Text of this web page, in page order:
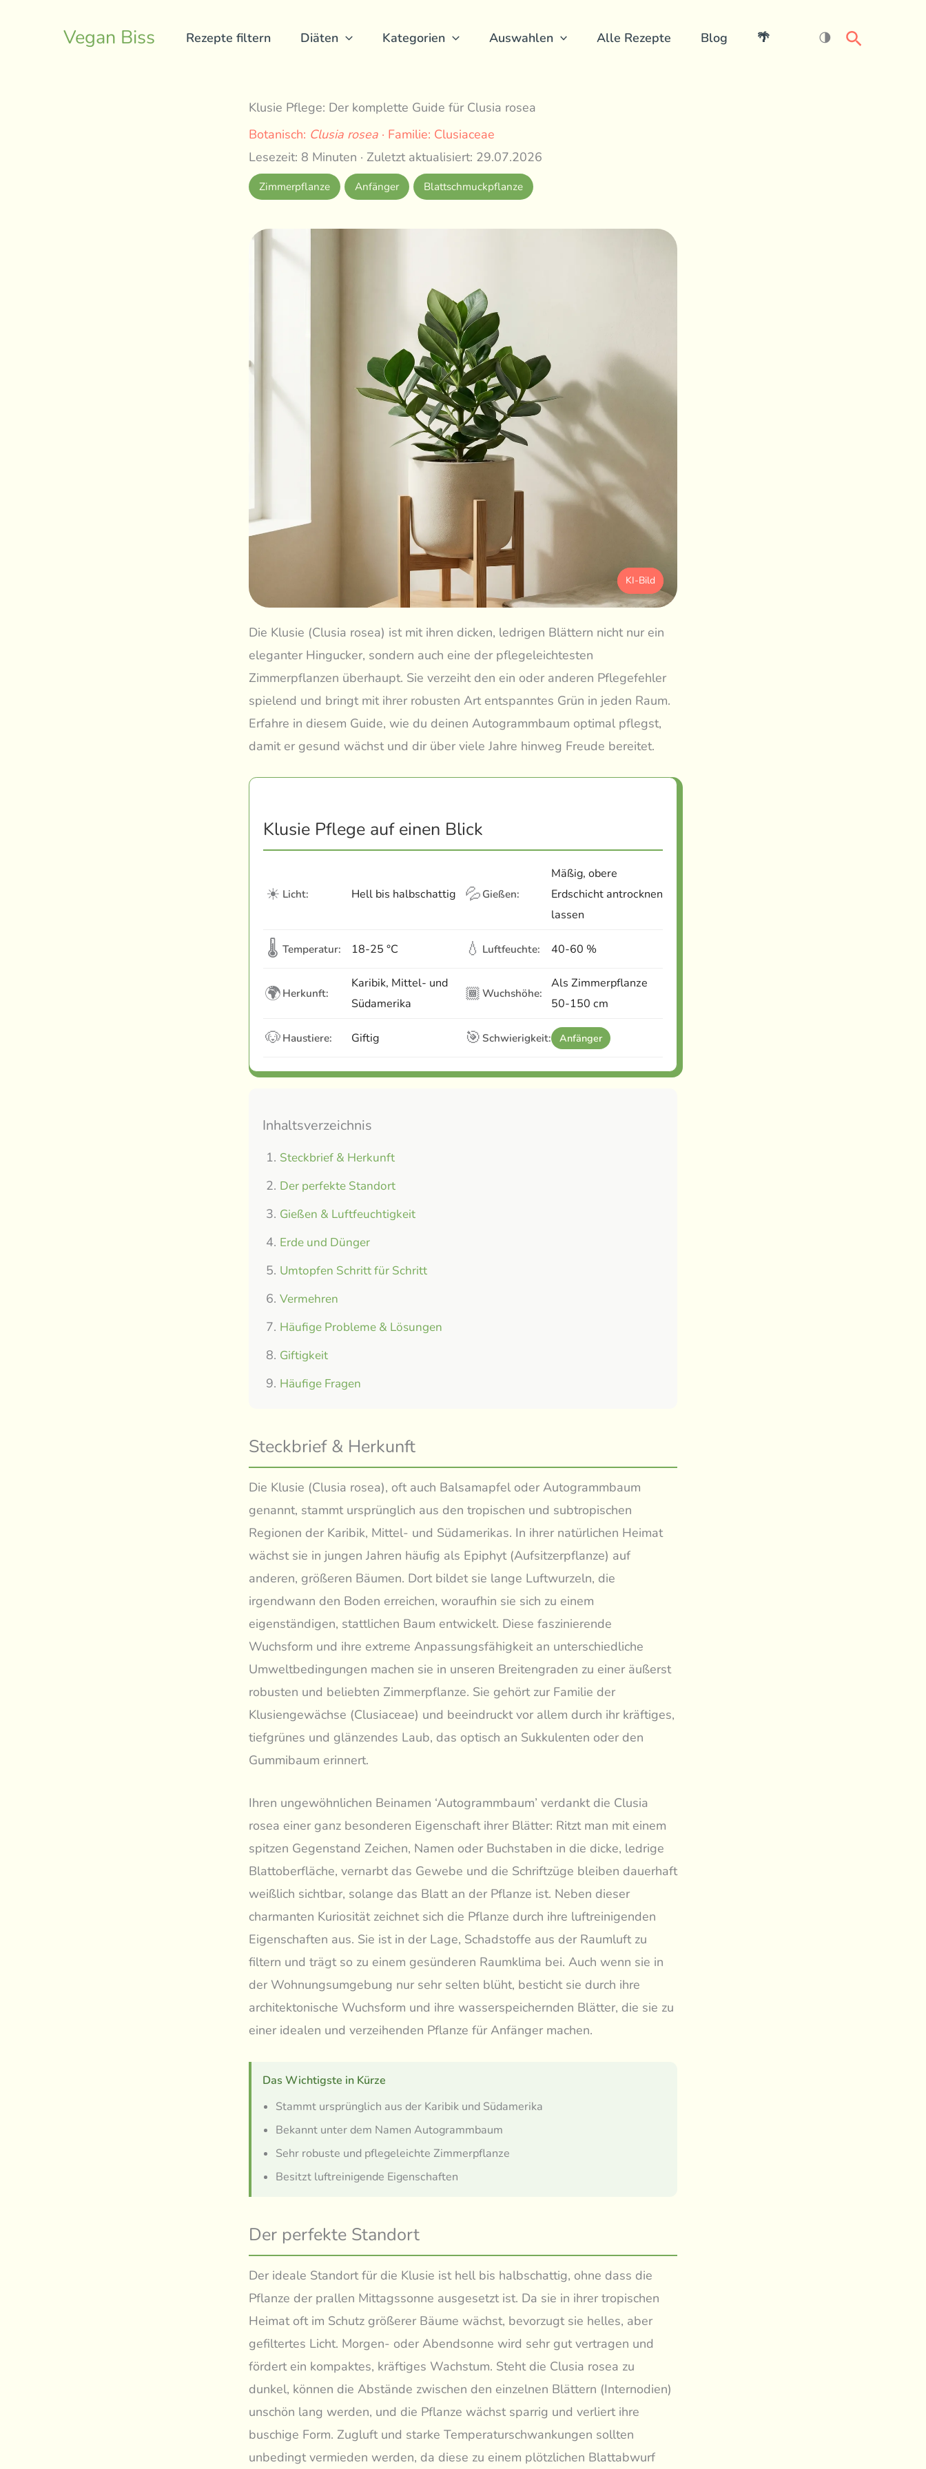
Vegan Biss Rezepte filtern Diäten Kategorien Auswahlen Alle Rezepte Blog 🌴 🌗 Search
Klusie Pflege: Der komplette Guide für Clusia rosea
Botanisch: Clusia rosea · Familie: Clusiaceae
Lesezeit: 8 Minuten · Zuletzt aktualisiert: 29.07.2026
Zimmerpflanze Anfänger Blattschmuckpflanze
KI-Bild
Die Klusie (Clusia rosea) ist mit ihren dicken, ledrigen Blättern nicht nur ein
eleganter Hingucker, sondern auch eine der pflegeleichtesten
Zimmerpflanzen überhaupt. Sie verzeiht den ein oder anderen Pflegefehler
spielend und bringt mit ihrer robusten Art entspanntes Grün in jeden Raum.
Erfahre in diesem Guide, wie du deinen Autogrammbaum optimal pflegst,
damit er gesund wächst und dir über viele Jahre hinweg Freude bereitet.
Klusie Pflege auf einen Blick
☀ Licht: Hell bis halbschattig 💦 Gießen:
Mäßig, obere
Erdschicht antrocknen
lassen
🌡 Temperatur: 18-25 °C 💧 Luftfeuchte: 40-60 %
🌍 Herkunft:
Karibik, Mittel- und
Südamerika
🏾 Wuchshöhe:
Als Zimmerpflanze
50-150 cm
🐶 Haustiere: Giftig 🎯 Schwierigkeit: Anfänger
Inhaltsverzeichnis
Steckbrief & Herkunft
Der perfekte Standort
Gießen & Luftfeuchtigkeit
Erde und Dünger
Umtopfen Schritt für Schritt
Vermehren
Häufige Probleme & Lösungen
Giftigkeit
Häufige Fragen
Steckbrief & Herkunft
Die Klusie (Clusia rosea), oft auch Balsamapfel oder Autogrammbaum
genannt, stammt ursprünglich aus den tropischen und subtropischen
Regionen der Karibik, Mittel- und Südamerikas. In ihrer natürlichen Heimat
wächst sie in jungen Jahren häufig als Epiphyt (Aufsitzerpflanze) auf
anderen, größeren Bäumen. Dort bildet sie lange Luftwurzeln, die
irgendwann den Boden erreichen, woraufhin sie sich zu einem
eigenständigen, stattlichen Baum entwickelt. Diese faszinierende
Wuchsform und ihre extreme Anpassungsfähigkeit an unterschiedliche
Umweltbedingungen machen sie in unseren Breitengraden zu einer äußerst
robusten und beliebten Zimmerpflanze. Sie gehört zur Familie der
Klusiengewächse (Clusiaceae) und beeindruckt vor allem durch ihr kräftiges,
tiefgrünes und glänzendes Laub, das optisch an Sukkulenten oder den
Gummibaum erinnert.
Ihren ungewöhnlichen Beinamen ‘Autogrammbaum’ verdankt die Clusia
rosea einer ganz besonderen Eigenschaft ihrer Blätter: Ritzt man mit einem
spitzen Gegenstand Zeichen, Namen oder Buchstaben in die dicke, ledrige
Blattoberfläche, vernarbt das Gewebe und die Schriftzüge bleiben dauerhaft
weißlich sichtbar, solange das Blatt an der Pflanze ist. Neben dieser
charmanten Kuriosität zeichnet sich die Pflanze durch ihre luftreinigenden
Eigenschaften aus. Sie ist in der Lage, Schadstoffe aus der Raumluft zu
filtern und trägt so zu einem gesünderen Raumklima bei. Auch wenn sie in
der Wohnungsumgebung nur sehr selten blüht, besticht sie durch ihre
architektonische Wuchsform und ihre wasserspeichernden Blätter, die sie zu
einer idealen und verzeihenden Pflanze für Anfänger machen.
Das Wichtigste in Kürze
Stammt ursprünglich aus der Karibik und Südamerika
Bekannt unter dem Namen Autogrammbaum
Sehr robuste und pflegeleichte Zimmerpflanze
Besitzt luftreinigende Eigenschaften
Der perfekte Standort
Der ideale Standort für die Klusie ist hell bis halbschattig, ohne dass die
Pflanze der prallen Mittagssonne ausgesetzt ist. Da sie in ihrer tropischen
Heimat oft im Schutz größerer Bäume wächst, bevorzugt sie helles, aber
gefiltertes Licht. Morgen- oder Abendsonne wird sehr gut vertragen und
fördert ein kompaktes, kräftiges Wachstum. Steht die Clusia rosea zu
dunkel, können die Abstände zwischen den einzelnen Blättern (Internodien)
unschön lang werden, und die Pflanze wächst sparrig und verliert ihre
buschige Form. Zugluft und starke Temperaturschwankungen sollten
unbedingt vermieden werden, da diese zu einem plötzlichen Blattabwurf